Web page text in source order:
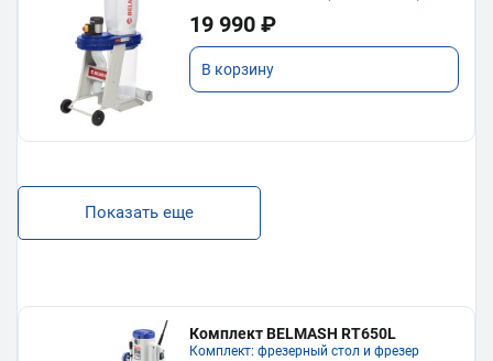
19 990 ₽
В корзину
Показать еще
Комплект BELMASH RT650L
Комплект: фрезерный стол и фрезер